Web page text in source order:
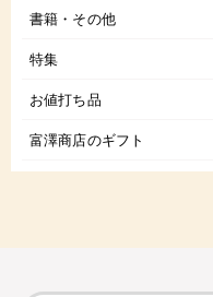
書籍・その他
特集
お値打ち品
富澤商店のギフト